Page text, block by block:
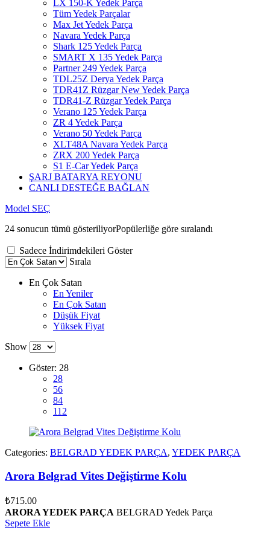
LX 150-K Yedek Parça
Tüm Yedek Parçalar
Max Jet Yedek Parça
Navara Yedek Parça
Shark 125 Yedek Parça
SMART X 135 Yedek Parça
Partner 249 Yedek Parça
TDL25Z Derya Yedek Parça
TDR41Z Rüzgar New Yedek Parça
TDR41-Z Rüzgar Yedek Parça
Verano 125 Yedek Parça
ZR 4 Yedek Parça
Verano 50 Yedek Parça
XLT48A Navara Yedek Parça
ZRX 200 Yedek Parça
S1 E-Car Yedek Parça
ŞARJ BATARYA REYONU
CANLI DESTEĞE BAĞLAN
Model SEÇ
24 sonucun tümü gösteriliyorPopülerliğe göre sıralandı
Sadece İndirimdekileri Göster
Sırala
En Çok Satan
En Yeniler
En Çok Satan
Düşük Fiyat
Yüksek Fiyat
Show
Göster: 28
28
56
84
112
Categories: BELGRAD YEDEK PARÇA, YEDEK PARÇA
Arora Belgrad Vites Değiştirme Kolu
₺715.00
ARORA YEDEK PARÇA BELGRAD Yedek Parça
Sepete Ekle